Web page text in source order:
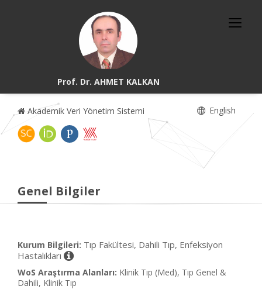
Prof. Dr. AHMET KALKAN
Akademik Veri Yönetim Sistemi English
Genel Bilgiler
Kurum Bilgileri: Tıp Fakültesi, Dahili Tıp, Enfeksiyon
Hastalıkları
WoS Araştırma Alanları: Klinik Tıp (Med), Tıp Genel &
Dahili, Klinik Tıp